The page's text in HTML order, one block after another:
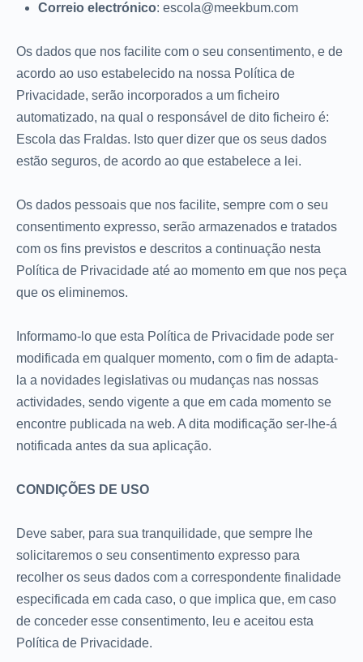
Correio electrónico: escola@meekbum.com
Os dados que nos facilite com o seu consentimento, e de
acordo ao uso estabelecido na nossa Política de
Privacidade, serão incorporados a um ficheiro
automatizado, na qual o responsável de dito ficheiro é:
Escola das Fraldas. Isto quer dizer que os seus dados
estão seguros, de acordo ao que estabelece a lei.
Os dados pessoais que nos facilite, sempre com o seu
consentimento expresso, serão armazenados e tratados
com os fins previstos e descritos a continuação nesta
Política de Privacidade até ao momento em que nos peça
que os eliminemos.
Informamo-lo que esta Política de Privacidade pode ser
modificada em qualquer momento, com o fim de adapta-
la a novidades legislativas ou mudanças nas nossas
actividades, sendo vigente a que em cada momento se
encontre publicada na web. A dita modificação ser-lhe-á
notificada antes da sua aplicação.
CONDIÇÕES DE USO
Deve saber, para sua tranquilidade, que sempre lhe
solicitaremos o seu consentimento expresso para
recolher os seus dados com a correspondente finalidade
especificada em cada caso, o que implica que, em caso
de conceder esse consentimento, leu e aceitou esta
Política de Privacidade.